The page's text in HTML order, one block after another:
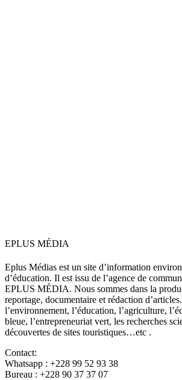
EPLUS MÉDIA
Eplus Médias est un site d’information
d’éducation. Il est issu de l’agence de
EPLUS MÉDIA. Nous sommes dans la
reportage, documentaire et rédaction
l’environnement, l’éducation, l’agriculture,
bleue, l’entrepreneuriat vert, les recherches
découvertes de sites touristiques…etc .
Contact:
Whatsapp : +228 99 52 93 38
Bureau : +228 90 37 37 07